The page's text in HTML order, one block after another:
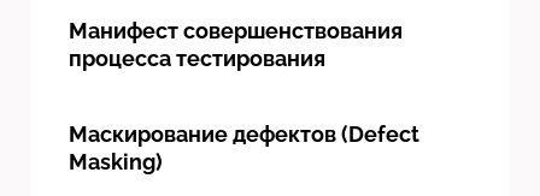
Манифест совершенствования
процесса тестирования
Маскирование дефектов (Defect
Masking)